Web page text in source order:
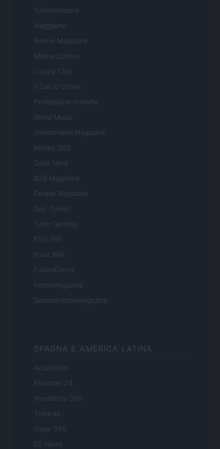
Tuobenessere
Viaggiamo
Nonne Magazine
Milano Cortina
Luxury Club
Il Calcio Online
Professione mamma
World Music
Investimenti Magazine
Money 365
Zona Nerd
B2B Magazine
People Magazine
Day Travel
Tutto Gaming
ESG 365
Food Wiki
FuturoDonna
HomeMagazine
SecondHomeMagazine
SPAGNA E AMERICA LATINA
Actualidad
Finanzas 24
Investindo 365
Think.es
Viajar 365
ES Newz